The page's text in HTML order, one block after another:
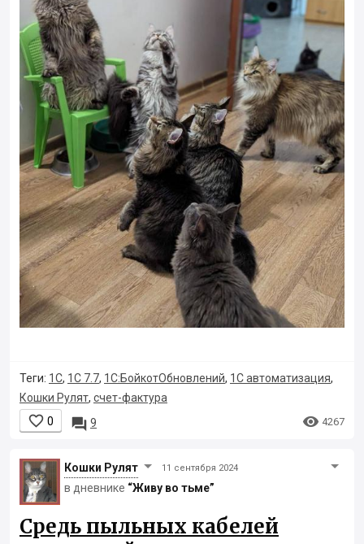
Теги: 1С, 1С 7.7, 1С:БойкотОбновлений, 1С автоматизация,
Кошки Рулят, счет-фактура
 0  9  4267
Кошки Рyлят 11 сентября 2024
в дневнике “Живу во тьме”
Средь пыльных кабелей